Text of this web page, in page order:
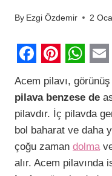
By Ezgi Özdemir 2
F
a
c
e
b
o
P
i
n
t
e
r
W
h
a
t
s
A
E
m
a
i
l
Acem pilavı,
pilava benzese de
pilavdır. İç pilavda
bol baharat ve daha
çoğu zaman dolma
alır. Acem pilavında